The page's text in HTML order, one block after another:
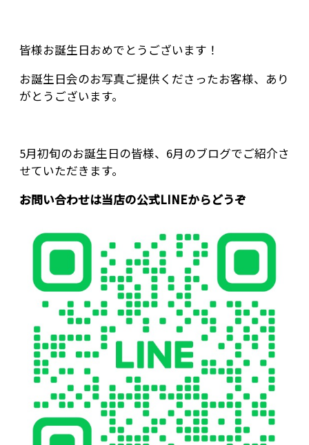
皆様お誕生日おめでとうございます！
お誕生日会のお写真ご提供くださったお客様、あり
がとうございます。
5月初旬のお誕生日の皆様、6月のブログでご紹介さ
せていただきます。
お問い合わせは当店の公式LINEからどうぞ